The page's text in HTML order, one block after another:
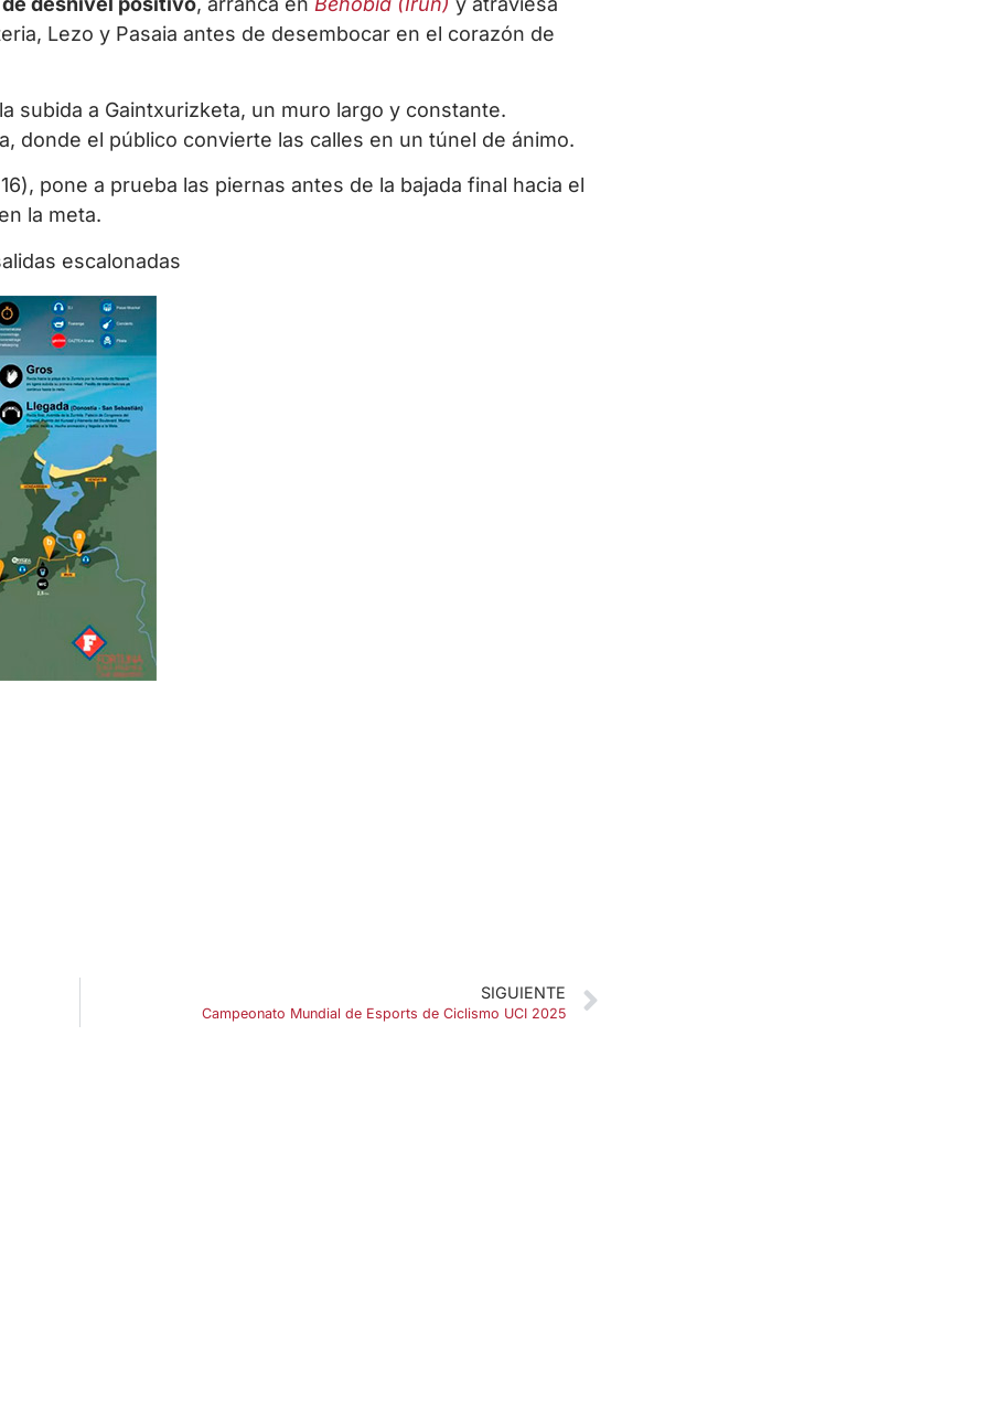
Lezo y Pasaia antes de desembocar en el corazón de
subida a Gaintxurizketa, un muro largo y constante.
donde el público convierte las calles en un túnel de ánimo.
pone a prueba las piernas antes de la bajada final hacia el
la meta.
escalonadas
SIGUIENTE
Campeonato Mundial de Esports de Ciclismo UCI 2025